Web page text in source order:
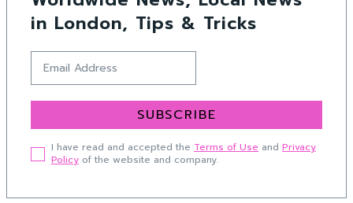
in London, Tips & Tricks
SUBSCRIBE
I have read and accepted the Terms of Use and Privacy
Policy of the website and company.